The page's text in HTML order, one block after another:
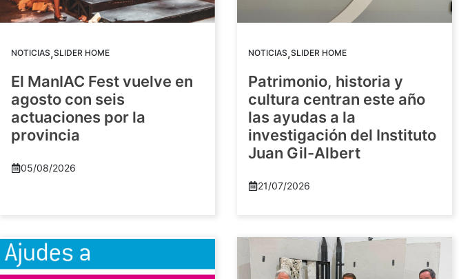
NOTICIAS,SLIDER HOME
El ManIAC Fest vuelve en
agosto con seis
actuaciones por la
provincia
05/08/2026
NOTICIAS,SLIDER HOME
Patrimonio, historia y
cultura centran este año
las ayudas a la
investigación del Instituto
Juan Gil-Albert
21/07/2026